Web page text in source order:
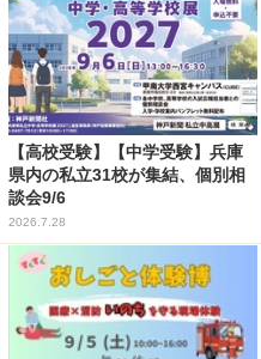
【高校受験】【中学受験】兵庫
県内の私立31校が集結、個別相
談会9/6
2026.7.28